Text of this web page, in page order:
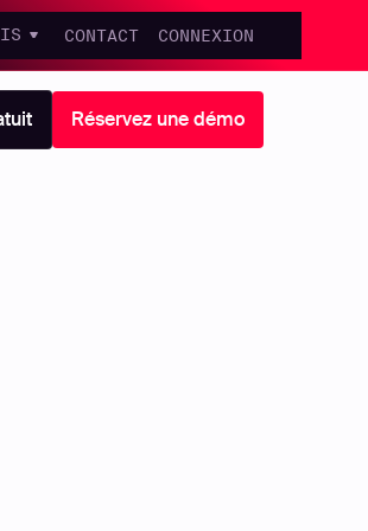
CONTACT CONNEXION
Réservez une démo